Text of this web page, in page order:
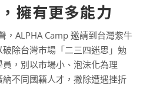
擁有更多能力
，ALPHA Camp 邀請到台灣紫牛
除台灣市場「二三四迷思」勉
，別以市場小、泡沫化為理
不同國籍人才，撇除遭遇挫折